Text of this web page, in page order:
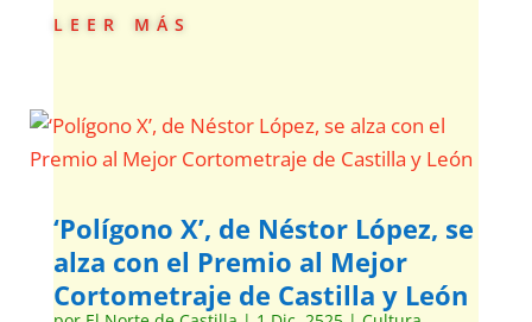
leer más
‘Polígono X’, de Néstor López, se
alza con el Premio al Mejor
Cortometraje de Castilla y León